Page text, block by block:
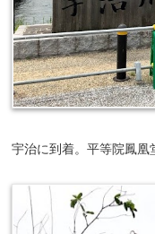
宇治に到着。平等院鳳凰